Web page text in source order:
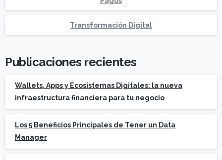
Transformación Digital
Publicaciones recientes
Wallets, Apps y Ecosistemas Digitales: la nueva
infraestructura financiera para tu negocio
Los 5 Beneficios Principales de Tener un Data
Manager